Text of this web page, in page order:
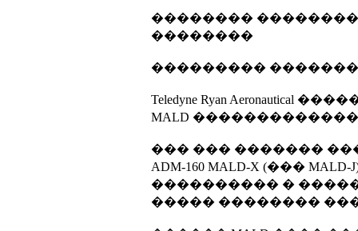
��������
��������
���������
Teledyne Ryan
MALD
��� ��� �������
ADM-160 MALD-X (���
���������� �
����� ��������